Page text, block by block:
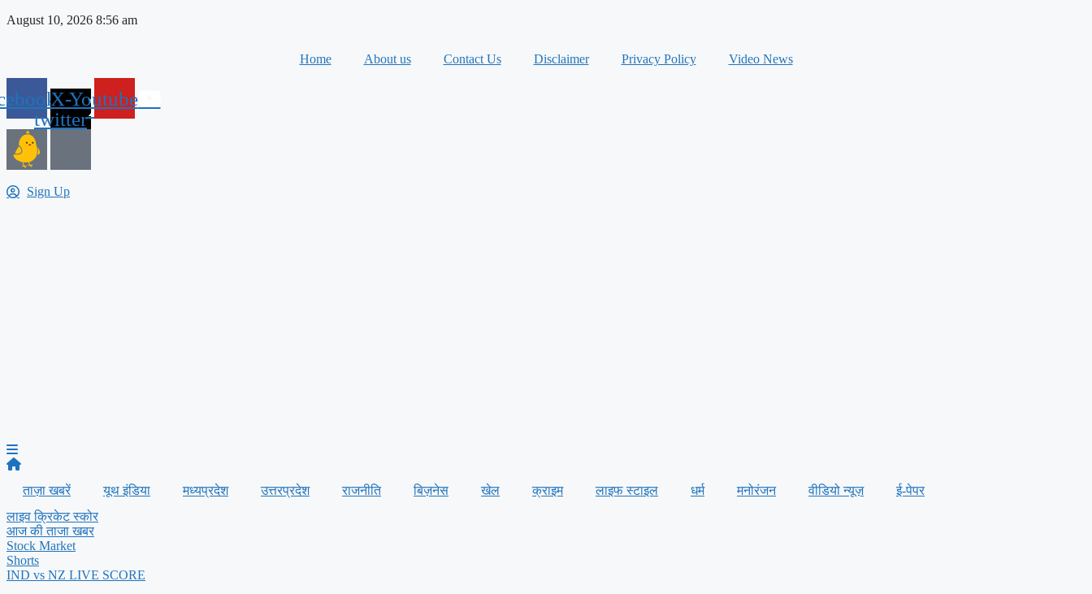
Skip
August 10, 2026 8:56 am
Home About us Contact Us Disclaimer Privacy Policy Video News
X-
twitter
Youtube
Sign Up
ताज़ा खबरें यूथ इंडिया मध्यप्रदेश उत्तरप्रदेश राजनीति बिज़नेस खेल क्राइम लाइफ स्टाइल धर्म मनोरंजन वीडियो न्यूज़
ई-पेपर
लाइव क्रिकेट स्कोर
आज की ताजा खबर
Stock Market
Shorts
IND vs NZ LIVE SCORE